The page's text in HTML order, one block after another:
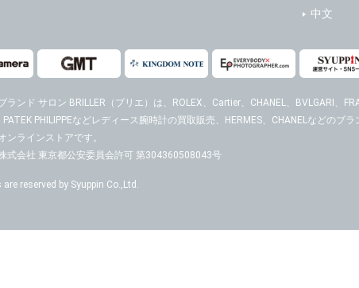
中文
ランド サロン BRILLER（ブリエ） は、ROLEX、Cartier、CHANEL、BVLGARI、
PATEK PHILIPPEなどレディース腕時計の買取販売、HERMES、CHANELなどのブ
ンラインストアです。
式会社 東京都公安委員会許可 第304360508043号
reserved by Syuppin Co.,Ltd.